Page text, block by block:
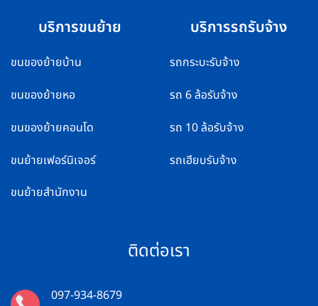
บริการขนย้าย
ขนของย้ายบ้าน
ขนของย้ายหอ
ขนของย้ายคอนโด
ขนย้ายเฟอร์นิเจอร์
ขนย้ายสำนักงาน
บริการรถรับจ้าง
รถกระบะรับจ้าง
รถ 6 ล้อรับจ้าง
รถ 10 ล้อรับจ้าง
รถเฮียบรับจ้าง
ติดต่อเรา
097-934-8679